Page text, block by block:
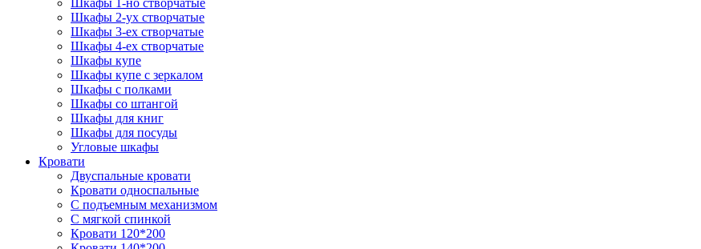
Шкафы 1-но створчатые
Шкафы 2-ух створчатые
Шкафы 3-ех створчатые
Шкафы 4-ех створчатые
Шкафы купе
Шкафы купе с зеркалом
Шкафы с полками
Шкафы со штангой
Шкафы для книг
Шкафы для посуды
Угловые шкафы
Кровати
Двуспальные кровати
Кровати односпальные
С подъемным механизмом
С мягкой спинкой
Кровати 120*200